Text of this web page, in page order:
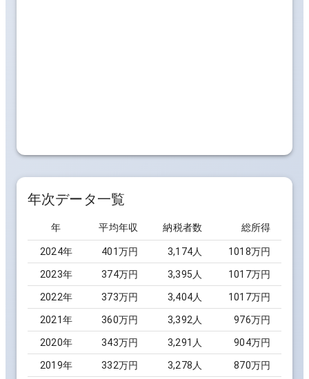
年次データ一覧
年 平均年収 納税者数 総所得
2024年 401万円 3,174人 1018万円
2023年 374万円 3,395 人 1017万円
2022年 373万円 3,404人 1017万円
2021年 360万円 3,392 人 976万円
2020年 343万円 3,291 人 904万円
2019年 332万円 3,278 人 870万円